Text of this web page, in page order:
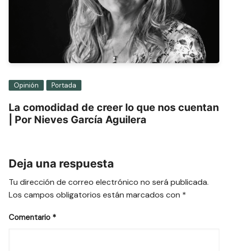
Opinión Portada
La comodidad de creer lo que nos cuentan
| Por Nieves García Aguilera
Deja una respuesta
Tu dirección de correo electrónico no será publicada.
Los campos obligatorios están marcados con *
Comentario *